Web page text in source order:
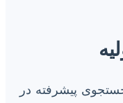
پیشرفته در